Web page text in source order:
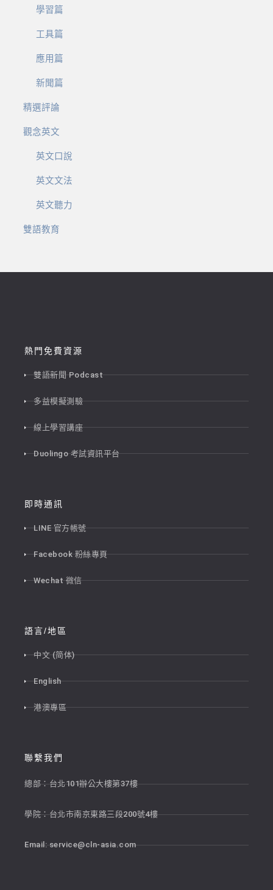
學習篇
工具篇
應用篇
新聞篇
精選評論
觀念英文
英文口說
英文文法
英文聽力
雙語教育
熱門免費資源
雙語新聞 Podcast
多益模擬測驗
線上學習講座
Duolingo 考試資訊平台
即時通訊
LINE 官方帳號
Facebook 粉絲專頁
Wechat 微信
語言/地區
中文 (简体)
English
港澳專區
聯繫我們
總部：台北101辦公大樓第37樓
學院：台北市南京東路三段200號4樓
Email:service@cln-asia.com